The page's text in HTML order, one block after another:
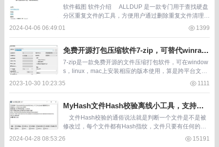
工具，不要求同名也能找重复
软件截图 软件介绍 ALLDUP 是一款专门用于查找硬盘
分区重复文件的工具，方便用户通过删除重复文件清理磁
盘释放空间。ALLDUP的使用授权是免费使用...
2024-04-06 06:49:01 1399
免费开源打包压缩软件7-zip，可替代winrar
和360压缩
7-zip是一款免费开源的文件压缩打包软件，可在window
s，linux，mac上安装相应的版本使用，算是跨平台文件
压缩打包软件。 1MB大小的体积非常节省磁盘空间以及
2023-10-30 10:23:35 1111
MyHash文件Hash校验离线小工具，支持MD
5、SHA1等5种算法
文件Hash校验的通俗说法就是判断一个文件是不是被
修改过，每个文件都有Hash指纹，文件只要有任何的修
改这个Hash就会自动变。 软件截图 软件介绍 &nbs...
2024-04-28 08:53:26 15191